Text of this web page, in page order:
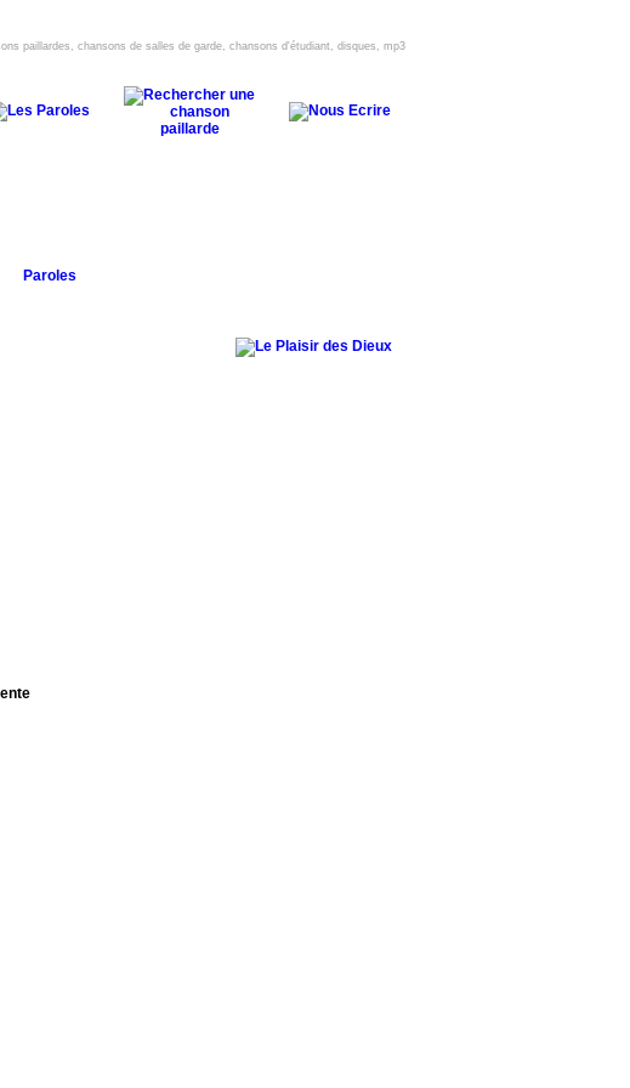
paillardes, chansons de salles de garde, chansons d'étudiant, disques, mp3
Paroles